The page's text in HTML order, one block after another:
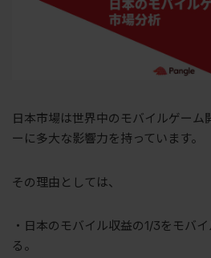
日本市場は世界中のモバイルゲーム
ーに多大な影響力を持っています。
その理由としては、
・日本のモバイル収益の1/3をモバ
る。